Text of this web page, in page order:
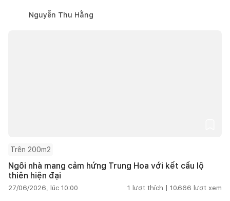
Nguyễn Thu Hằng
Trên 200m2
Ngôi nhà mang cảm hứng Trung Hoa với kết cấu lộ
thiên hiện đại
27/06/2026, lúc 10:00 1 lượt thích | 10.666 lượt xem